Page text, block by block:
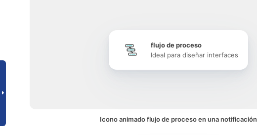
flujo de proceso
Ideal para diseñar interfaces
Icono animado flujo de proceso en una notificación